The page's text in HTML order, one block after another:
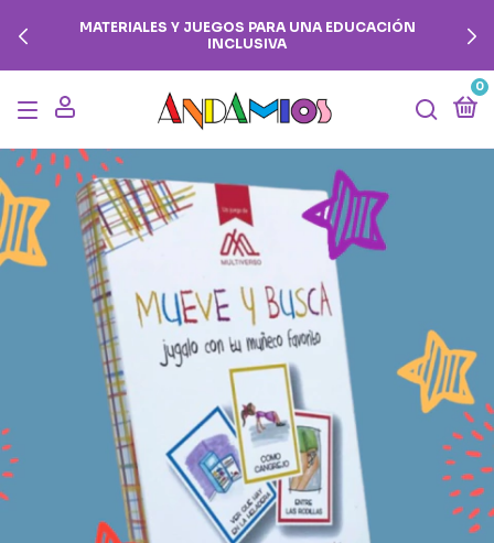
MATERIALES Y JUEGOS PARA UNA EDUCACIÓN
INCLUSIVA
0